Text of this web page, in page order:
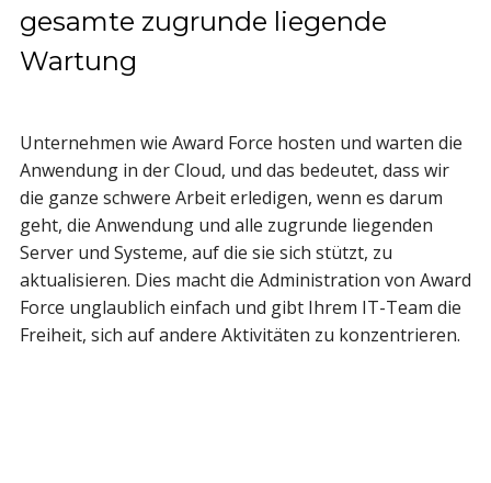
gesamte zugrunde liegende
Wartung
Unternehmen wie Award Force hosten und warten die
Anwendung in der Cloud, und das bedeutet, dass wir
die ganze schwere Arbeit erledigen, wenn es darum
geht, die Anwendung und alle zugrunde liegenden
Server und Systeme, auf die sie sich stützt, zu
aktualisieren. Dies macht die Administration von Award
Force unglaublich einfach und gibt Ihrem IT-Team die
Freiheit, sich auf andere Aktivitäten zu konzentrieren.